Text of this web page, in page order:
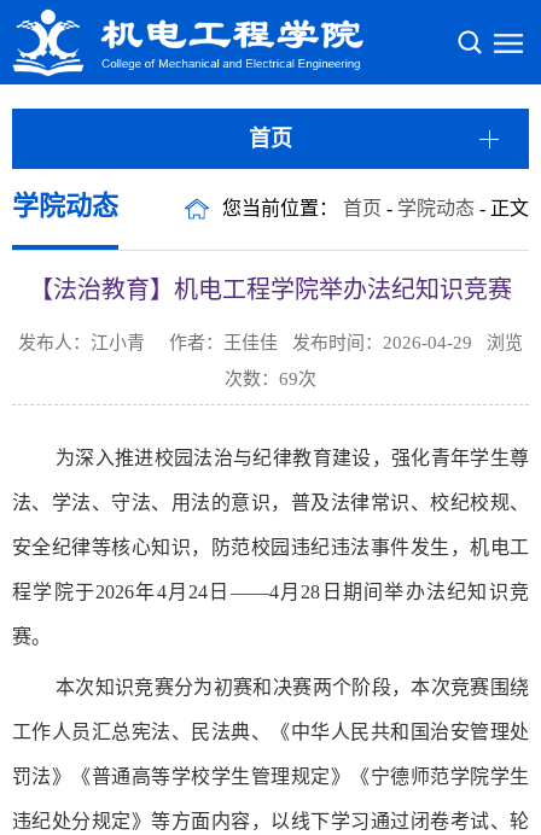
首页
学院动态 您当前位置： 首页 - 学院动态 - 正文
【法治教育】机电工程学院举办法纪知识竞赛
发布人：江小青 作者：王佳佳 发布时间：2026-04-29 浏览
次数： 69次
为深入推进校园法治与纪律教育建设，强化青年学生尊
法、学法、守法、用法的意识，普及法律常识、校纪校规、
安全纪律等核心知识，防范校园违纪违法事件发生，机电工
程学院于2026年4月24日——4月28日期间举办法纪知识竞
赛。
本次知识竞赛分为初赛和决赛两个阶段，本次竞赛围绕
工作人员汇总宪法、民法典、《中华人民共和国治安管理处
罚法》《普通高等学校学生管理规定》《宁德师范学院学生
违纪处分规定》等方面内容，以线下学习通过闭卷考试、轮